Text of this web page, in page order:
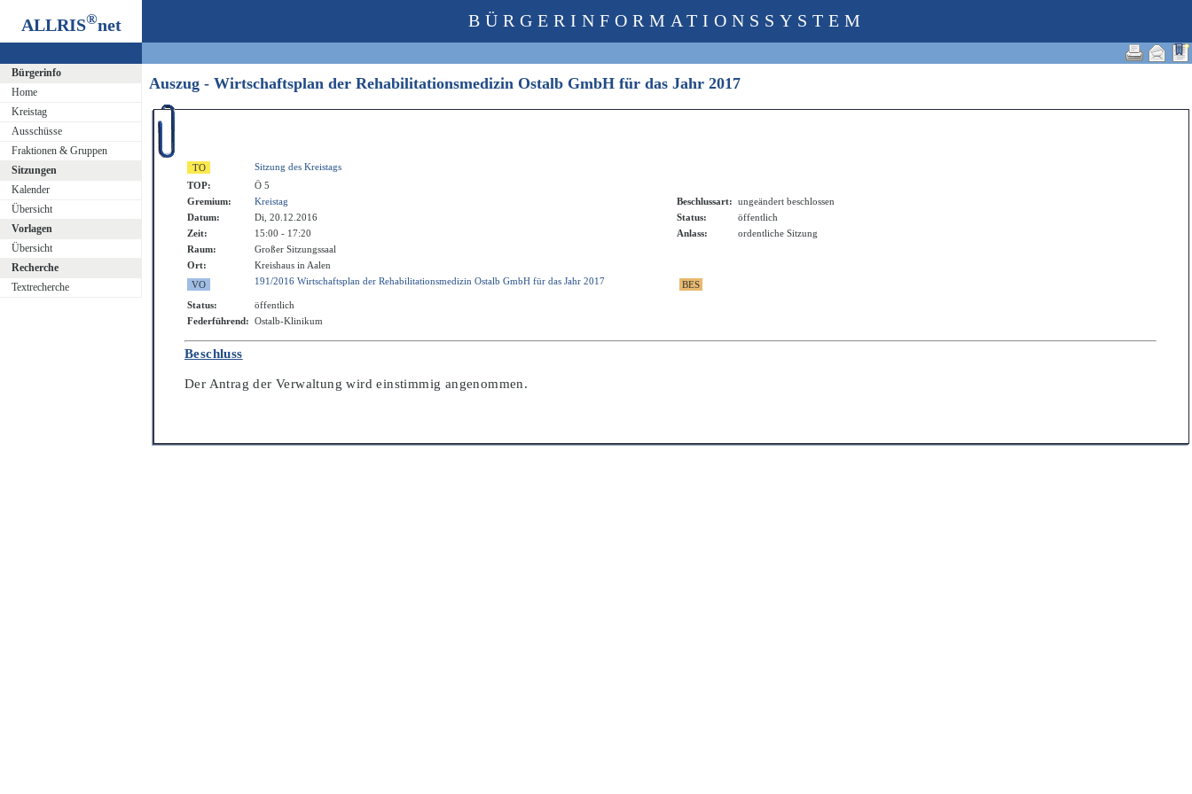
ALLRIS®net
Bürgerinfo
Home
Kreistag
Ausschüsse
Fraktionen & Gruppen
Sitzungen
Kalender
Übersicht
Vorlagen
Übersicht
Recherche
Textrecherche
BÜRGERINFORMATIONSSYSTEM
Auszug - Wirtschaftsplan der Rehabilitationsmedizin Ostalb GmbH für das Jahr 2017
Sitzung des Kreistags
TOP:
Ö 5
Gremium:
Kreistag Beschlussart: ungeändert beschlossen
Datum:
Di, 20.12.2016 Status:
öffentlich
Zeit:
15:00 - 17:20 Anlass:
ordentliche Sitzung
Raum:
Großer Sitzungssaal
Ort:
Kreishaus in Aalen
191/2016 Wirtschaftsplan der Rehabilitationsmedizin Ostalb GmbH für das Jahr 2017
Status:
öffentlich
Federführend: Ostalb-Klinikum
Beschluss
Der Antrag der Verwaltung wird einstimmig angenommen.